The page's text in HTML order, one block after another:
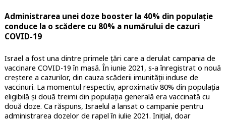
Administrarea unei doze booster la 40% din populație
conduce la o scădere cu 80% a numărului de cazuri
COVID-19
Israel a fost una dintre primele țări care a derulat campania de
vaccinare COVID-19 în masă. În iunie 2021, s-a înregistrat o nouă
creștere a cazurilor, din cauza scăderii imunității induse de
vaccinuri. La momentul respectiv, aproximativ 80% din populația
eligibilă și două treimi din populația generală era vaccinată cu
două doze. Ca răspuns, Israelul a lansat o campanie pentru
administrarea dozelor de rapel în iulie 2021. Inițial, doar